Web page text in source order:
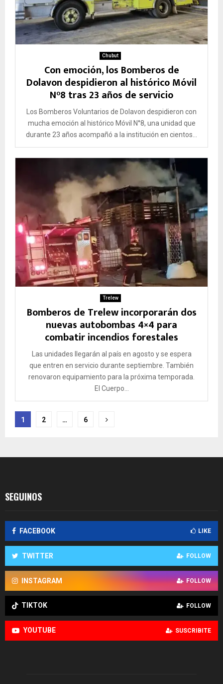
Chubut
Con emoción, los Bomberos de
Dolavon despidieron al histórico Móvil
N°8 tras 23 años de servicio
Los Bomberos Voluntarios de Dolavon despidieron con
mucha emoción al histórico Móvil N°8, una unidad que
durante 23 años acompañó a la institución en cientos...
Trelew
Bomberos de Trelew incorporarán dos
nuevas autobombas 4×4 para
combatir incendios forestales
Las unidades llegarán al país en agosto y se espera
que entren en servicio durante septiembre. También
renovaron equipamiento para la próxima temporada.
El Cuerpo...
Paginación
entradas
1 2 … 6
SEGUINOS
FACEBOOK LIKE
TWITTER FOLLOW
INSTAGRAM FOLLOW
TIKTOK FOLLOW
YOUTUBE SUSCRIBITE